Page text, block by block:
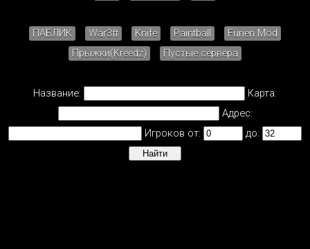
ПАБЛИК War3ft Knife Paintball
Furien Mod
Прыжки(Kreedz)
Пустые сервера
Название:
Карта:
Адрес:
Игроков от:
до: